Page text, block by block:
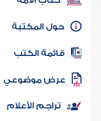
كتاب الأمة
المكتبة
الكتب
موضوعي